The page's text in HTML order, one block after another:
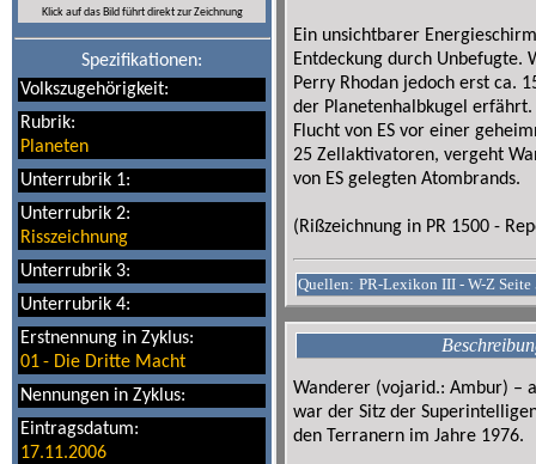
Klick auf das Bild führt direkt zur Zeichnung
Spezifikationen:
Volkszugehörigkeit:
Rubrik:
Planeten
Unterrubrik 1:
Unterrubrik 2:
Risszeichnung
Unterrubrik 3:
Unterrubrik 4:
Erstnennung in Zyklus:
01- Die Dritte Macht
Nennungen in Zyklus:
Eintragsdatum:
17.11.2006
Ein unsichtbarer
Entdeckung durch Unbefugte.
Perry Rhodan jedoch erst ca.
der Planetenhalbkugel
Flucht von ES vor einer
25 Zellaktivatoren, vergeht
von ES gelegten Atombrands.
(Rißzeichnung in PR 1500 -
Quellen: PR-Lexikon III - W-Z Seite
Wanderer (vojarid.: Ambur) –
war der Sitz der
den Terranern im Jahre 1976.